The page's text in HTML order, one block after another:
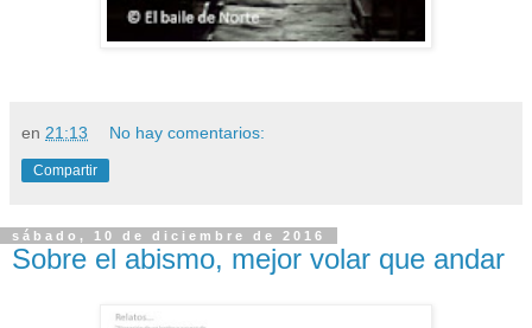
en 21:13 No hay comentarios:
Compartir
sábado, 10 de diciembre de 2016
Sobre el abismo, mejor volar que andar